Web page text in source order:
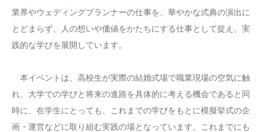
業界やウェディングプランナーの仕事を、華やかな式典の演出に
とどまらず、人の想いや価値をかたちにする仕事として捉え、実
践的な学びを展開しています。
本イベントは、高校生が実際の結婚式場で職業現場の空気に触
れ、大学での学びと将来の進路を具体的に考える機会であると同
時に、在学生にとっても、これまでの学びをもとに模擬挙式の企
画・運営などに取り組む実践の場となっています。これまでにも